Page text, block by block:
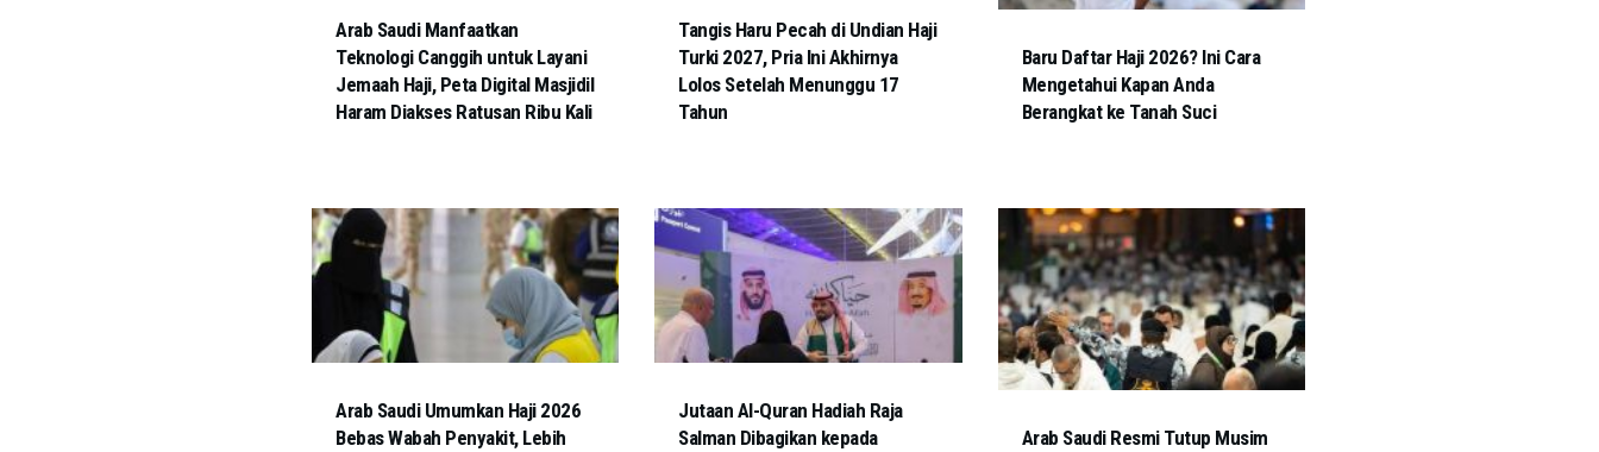
Arab Saudi Manfaatkan
Teknologi Canggih untuk Layani
Jemaah Haji, Peta Digital Masjidil
Haram Diakses Ratusan Ribu Kali
Tangis Haru Pecah di Undian Haji
Turki 2027, Pria Ini Akhirnya
Lolos Setelah Menunggu 17
Tahun
Baru Daftar Haji 2026? Ini Cara
Mengetahui Kapan Anda
Berangkat ke Tanah Suci
Arab Saudi Umumkan Haji 2026
Bebas Wabah Penyakit, Lebih
Jutaan Al-Quran Hadiah Raja
Salman Dibagikan kepada
Arab Saudi Resmi Tutup Musim